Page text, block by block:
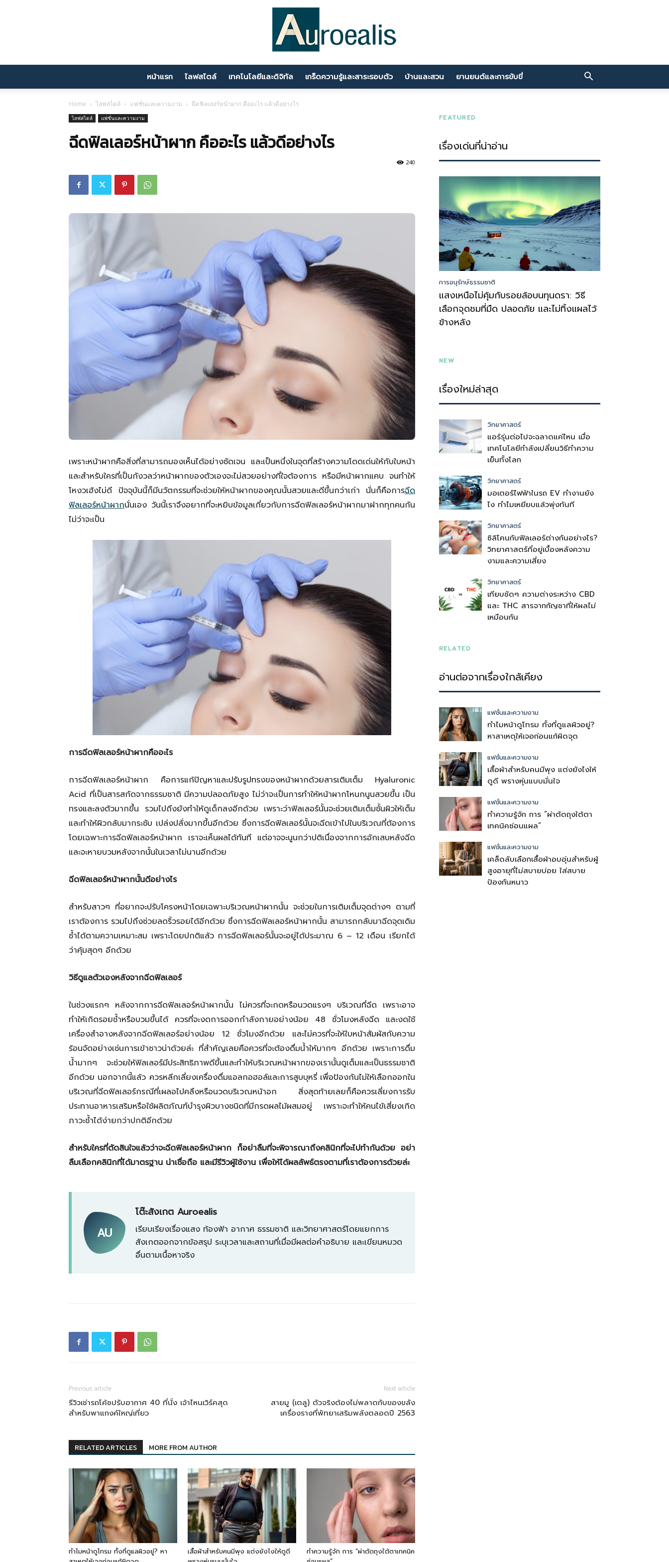
นานา
รู้
ราว
ที่
มี
ประโยชน์
หน้าแรก ไลฟสไตล์ เทคโนโลยีและดิจิทัล เกร็ดความรู้และสาระรอบตัว บ้านและสวน ยานยนต์และการขับขี่
Home ไลฟสไตล์ แฟชั่นและความงาม ฉีดฟิลเลอร์หน้าผาก คืออะไร แล้วดีอย่างไร
ไลฟสไตล์ แฟชั่นและความงาม
ฉีดฟิลเลอร์หน้าผาก คืออะไร แล้วดีอย่างไร
240
เพราะหน้าผากคือสิ่งที่สามารถมองเห็นได้อย่างชัดเจน และเป็นหนึ่งในจุดที่สร้างความโดดเด่นให้กับใบหน้า
และสำหรับใครที่เป็นกังวลว่าหน้าผากของตัวเองจะไม่สวยอย่างที่ใจต้องการ หรือมีหน้าผากแคบ จนทำให้
โหงวเฮ้งไม่ดี ปัจจุบันนี้ก็มีนวัตกรรมที่จะช่วยให้หน้าผากของคุณนั้นสวยและดีขึ้นกว่าเก่า นั่นก็คือการฉีด
ฟิลเลอร์หน้าผากนั่นเอง วันนี้เราจึงอยากที่จะหยิบข้อมูลเกี่ยวกับการฉีดฟิลเลอร์หน้าผากมาฝากทุกคนกัน
ไม่ว่าจะเป็น
การฉีดฟิลเลอร์หน้าผากคืออะไร
การฉีดฟิลเลอร์หน้าผาก คือการแก้ปัญหาและปรับรูปทรงของหน้าผากด้วยสารเติมเต็ม Hyaluronic
Acid ที่เป็นสารสกัดจากธรรมชาติ มีความปลอดภัยสูง ไม่ว่าจะเป็นการทำให้หน้าผากโหนกนูนสวยขึ้น เป็น
ทรงและลงตัวมากขึ้น รวมไปถึงยังทำให้ดูเด็กลงอีกด้วย เพราะว่าฟิลเลอร์นั้นจะช่วยเติมเต็มชั้นผิวให้เต็ม
และทำให้ผิวกลับมากระชับ เปล่งปลั่งมากขึ้นอีกด้วย ซึ่งการฉีดฟิลเลอร์นั้นจะฉีดเข้าไปในบริเวณที่ต้องการ
โดยเฉพาะการฉีดฟิลเลอร์หน้าผาก เราจะเห็นผลได้ทันที แต่อาจจะนูนกว่าปติเนื่องจากการอักเสบหลังฉีด
และจะหายบวมหลังจากนั้นในเวลาไม่นานอีกด้วย
ฉีดฟิลเลอร์หน้าผากนั้นดีอย่างไร
สำหรับสาวๆ ที่อยากจะปรับโครงหน้าโดยเฉพาะบริเวณหน้าผากนั้น จะช่วยในการเติมเต็มจุดต่างๆ ตามที่
เราต้องการ รวมไปถึงช่วยลดริ้วรอยได้อีกด้วย ซึ่งการฉีดฟิลเลอร์หน้าผากนั้น สามารถกลับมาฉีดจุดเดิม
ซ้ำได้ตามความเหมาะสม เพราะโดยปกติแล้ว การฉีดฟิลเลอร์นั้นจะอยู่ได้ประมาณ 6 – 12 เดือน เรียกได้
ว่าคุ้มสุดๆ อีกด้วย
วิธีดูแลตัวเองหลังจากฉีดฟิลเลอร์
ในช่วงแรกๆ หลังจากการฉีดฟิลเลอร์หน้าผากนั้น ไม่ควรที่จะกดหรือนวดแรงๆ บริเวณที่ฉีด เพราะอาจ
ทำให้เกิดรอยช้ำหรือบวมขึ้นได้ ควรที่จะงดการออกกำลังกายอย่างน้อย 48 ชั่วโมงหลังฉีด และงดใช้
เครื่องสำอางหลังจากฉีดฟิลเลอร์อย่างน้อย 12 ชั่วโมงอีกด้วย และไม่ควรที่จะให้ใบหน้าสัมผัสกับความ
ร้อนจัดอย่างเช่นการเข้าซาวน่าด้วยล่ะ ที่สำคัญเลยคือควรที่จะต้องดื่มน้ำให้มากๆ อีกด้วย เพราะการดื่ม
น้ำมากๆ จะช่วยให้ฟิลเลอร์มีประสิทธิภาพดีขึ้นและทำให้บริเวณหน้าผากของเรานั้นดูเต็มและเป็นธรรมชาติ
อีกด้วย นอกจากนี้แล้ว ควรหลีกเลี่ยงเครื่องดื่มแอลกอฮอล์และการสูบบุหรี่ เพื่อป้องกันไม่ให้เลือกออกใน
บริเวณที่ฉีดฟิลเลอร์กรณีที่เผลอไปคลึงหรือนวดบริเวณหน้าอก สิ่งสุดท้ายเลยก็คือควรเลี่ยงการรับ
ประทานอาหารเสริมหรือใช้ผลิตภัณฑ์บำรุงผิวบางชนิดที่มีกรดผลไม้ผสมอยู่ เพราะจะทำให้คนไข้เสี่ยงเกิด
ภาวะช้ำได้ง่ายกว่าปกติอีกด้วย
สำหรับใครที่ตัดสินใจแล้วว่าจะฉีดฟิลเลอร์หน้าผาก ก็อย่าลืมที่จะพิจารณาถึงคลินิกที่จะไปทำกันด้วย อย่า
ลืมเลือกคลินิกที่ได้มาตรฐาน น่าเชื่อถือ และมีรีวิวผู้ใช้งาน เพื่อให้ได้ผลลัพธ์ตรงตามที่เราต้องการด้วยล่ะ
AU
โต๊ะสังเกต Auroealis
เรียบเรียงเรื่องแสง ท้องฟ้า อากาศ ธรรมชาติ และวิทยาศาสตร์โดยแยกการ
สังเกตออกจากข้อสรุป ระบุเวลาและสถานที่เมื่อมีผลต่อคำอธิบาย และเขียนหมวด
อื่นตามเนื้อหาจริง
Previous article
รีวิวเช่ารถโค้ชปรับอากาศ 40 ที่นั่ง เจ้าไหนเวิร์คสุด
สำหรับพาแกงค์ใหญ่เที่ยว
Next article
สายมู (เตลู) ตัวจริงต้องไม่พลาดกับของขลัง
เครื่องรางที่พัทยาเสริมพลังตลอดปี 2563
RELATED ARTICLES MORE FROM AUTHOR
ทำไมหน้าดูโทรม ทั้งที่ดูแลผิวอยู่? หา
เสื้อผ้าสำหรับคนมีพุง แต่งยังไงให้ดูดี
ทำความรู้จัก การ “ผ่าตัดถุงใต้ตาเทคนิค
FEATURED
เรื่องเด่นที่น่าอ่าน
การอนุรักษ์ธรรมชาติ
แสงเหนือไม่คุ้มกับรอยล้อบนทุนดรา: วิธี
เลือกจุดชมที่มืด ปลอดภัย และไม่ทิ้งแผลไว้
ข้างหลัง
NEW
เรื่องใหม่ล่าสุด
วิทยาศาสตร์
แอร์รุ่นต่อไปจะฉลาดแค่ไหน เมื่อ
เทคโนโลยีกำลังเปลี่ยนวิธีทำความ
เย็นทั้งโลก
วิทยาศาสตร์
มอเตอร์ไฟฟ้าในรถ EV ทำงานยัง
ไง ทำไมเหยียบแล้วพุ่งทันที
วิทยาศาสตร์
ซิลิโคนกับฟิลเลอร์ต่างกันอย่างไร?
วิทยาศาสตร์ที่อยู่เบื้องหลังความ
งามและความเสี่ยง
วิทยาศาสตร์
เทียบชัดๆ ความต่างระหว่าง CBD
และ THC สารจากกัญชาที่ให้ผลไม่
เหมือนกัน
RELATED
อ่านต่อจากเรื่องใกล้เคียง
แฟชั่นและความงาม
ทำไมหน้าดูโทรม ทั้งที่ดูแลผิวอยู่?
หาสาเหตุให้เจอก่อนแก้ผิดจุด
แฟชั่นและความงาม
เสื้อผ้าสำหรับคนมีพุง แต่งยังไงให้
ดูดี พรางหุ่นแบบมั่นใจ
แฟชั่นและความงาม
ทำความรู้จัก การ “ผ่าตัดถุงใต้ตา
เทคนิคซ่อนแผล”
แฟชั่นและความงาม
เคล็ดลับเลือกเสื้อผ้าอบอุ่นสำหรับผู้
สูงอายุที่ไม่สบายบ่อย ใส่สบาย
ป้องกันหนาว